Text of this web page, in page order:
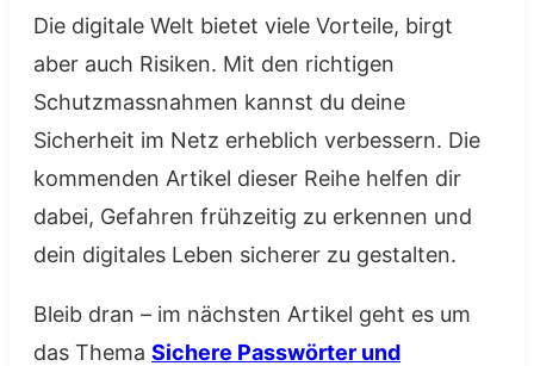
Die digitale Welt bietet viele Vorteile, birgt
aber auch Risiken. Mit den richtigen
Schutzmassnahmen kannst du deine
Sicherheit im Netz erheblich verbessern. Die
kommenden Artikel dieser Reihe helfen dir
dabei, Gefahren frühzeitig zu erkennen und
dein digitales Leben sicherer zu gestalten.
Bleib dran – im nächsten Artikel geht es um
das Thema Sichere Passwörter und